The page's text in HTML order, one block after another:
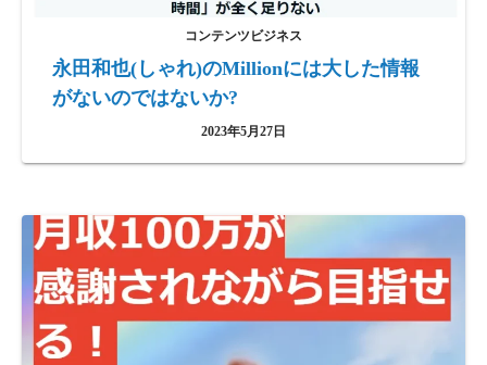
コンテンツビジネス
永田和也(しゃれ)のMillionには大した情報
がないのではないか?
2023年5月27日